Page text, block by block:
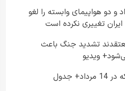
و دو هواپیمای وابسته را لغو
تغییری نکرده است
تشدید جنگ باعث
ویدیو
جدول